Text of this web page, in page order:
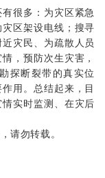
很多：为灾区紧急
区架设电线；搜寻
灾民、为疏散人员
，预防次生灾害，
探断裂带的真实位
用。总结起来，目
实时监测、在灾后
请勿转载。